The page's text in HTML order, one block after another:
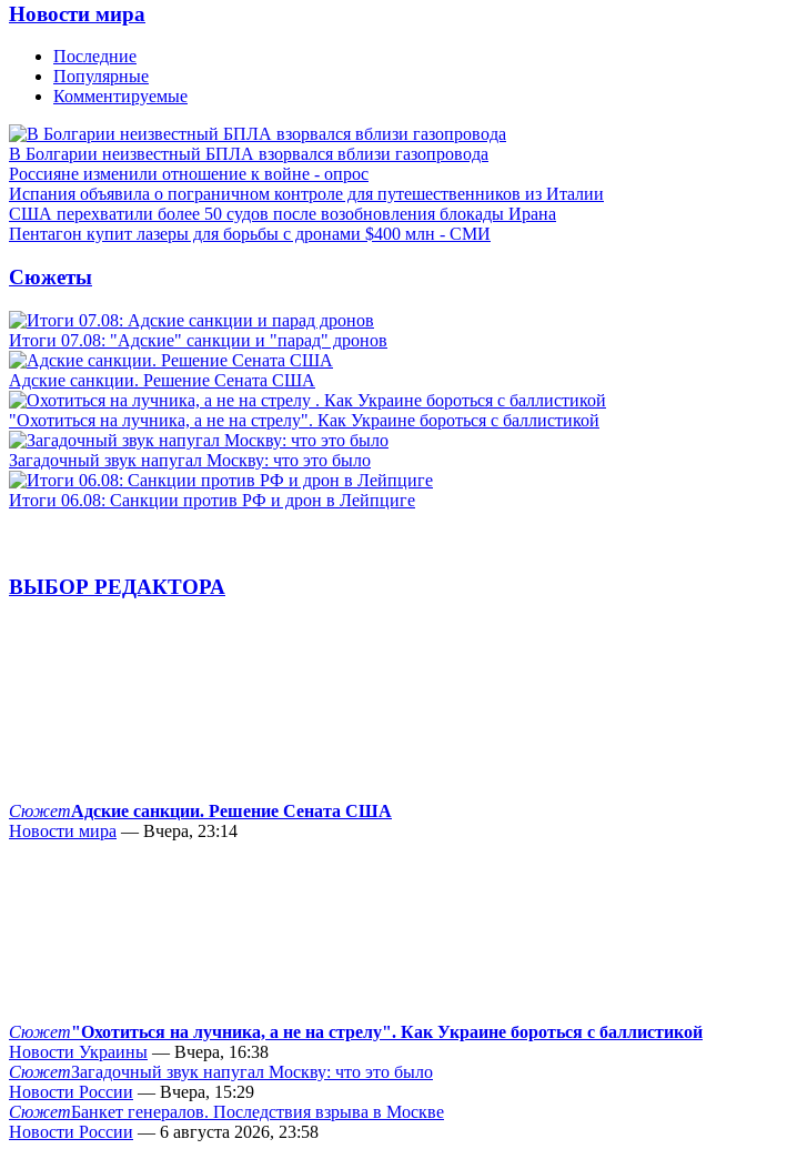
Новости мира
Последние
Популярные
Комментируемые
В Болгарии неизвестный БПЛА взорвался вблизи газопровода
Россияне изменили отношение к войне - опрос
Испания объявила о пограничном контроле для путешественников из Италии
США перехватили более 50 судов после возобновления блокады Ирана
Пентагон купит лазеры для борьбы с дронами $400 млн - СМИ
Сюжеты
Итоги 07.08: "Адские" санкции и "парад" дронов
Адские санкции. Решение Сената США
"Охотиться на лучника, а не на стрелу". Как Украине бороться с баллистикой
Загадочный звук напугал Москву: что это было
Итоги 06.08: Санкции против РФ и дрон в Лейпциге
ВЫБОР РЕДАКТОРА
СюжетАдские санкции. Решение Сената США
Новости мира — Вчера, 23:14
Сюжет"Охотиться на лучника, а не на стрелу". Как Украине бороться с баллистикой
Новости Украины — Вчера, 16:38
СюжетЗагадочный звук напугал Москву: что это было
Новости России — Вчера, 15:29
СюжетБанкет генералов. Последствия взрыва в Москве
Новости России — 6 августа 2026, 23:58